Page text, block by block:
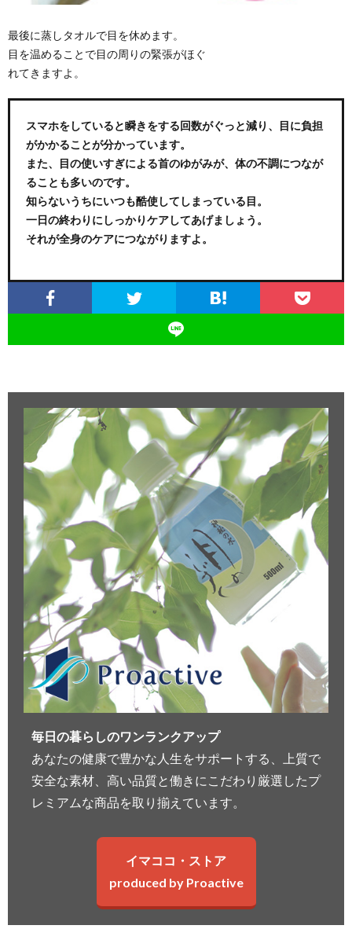
最後に蒸しタオルで目を休めます。
目を温めることで目の周りの緊張がほぐ
れてきますよ。
スマホをしていると瞬きをする回数がぐっと減り、目に負担
がかかることが分かっています。
また、目の使いすぎによる首のゆがみが、体の不調につなが
ることも多いのです。
知らないうちにいつも酷使してしまっている目。
一日の終わりにしっかりケアしてあげましょう。
それが全身のケアにつながりますよ。
毎日の暮らしのワンランクアップ
あなたの健康で豊かな人生をサポートする、上質で
安全な素材、高い品質と働きにこだわり厳選したプ
レミアムな商品を取り揃えています。
イマココ・ストア
produced by Proactive